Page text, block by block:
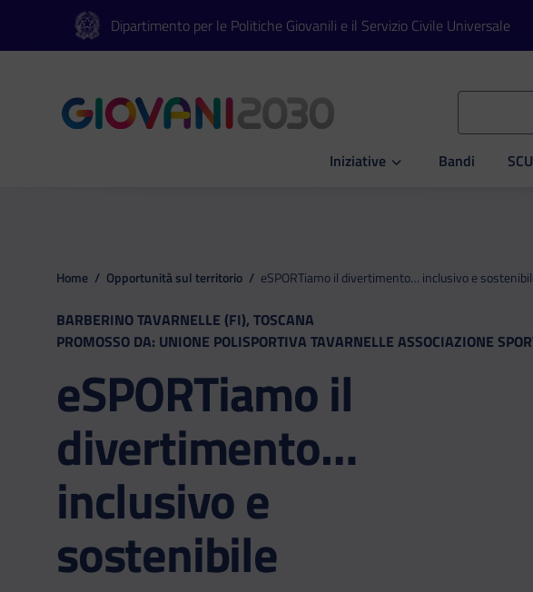
Vai al contenuto principale
Vai al footer Dipartimento per le Politiche Giovanili e il Servizio Civile Universale
Iniziative
Apri Iniziative Bandi SCU
Home / Opportunità sul territorio / eSPORTiamo il divertimento… inclusivo e
BARBERINO TAVARNELLE (FI), TOSCANA
PROMOSSO DA: UNIONE POLISPORTIVA TAVARNELLE ASSOCIAZIONE
eSPORTiamo il
divertimento…
inclusivo e
sostenibile